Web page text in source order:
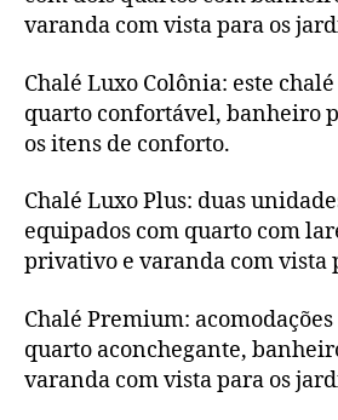
varanda com vista para os
Chalé Luxo Colônia: este
quarto confortável, banheiro
os itens de conforto.
Chalé Luxo Plus: duas
equipados com quarto com
privativo e varanda com vista
Chalé Premium: acomodações
quarto aconchegante,
varanda com vista para os